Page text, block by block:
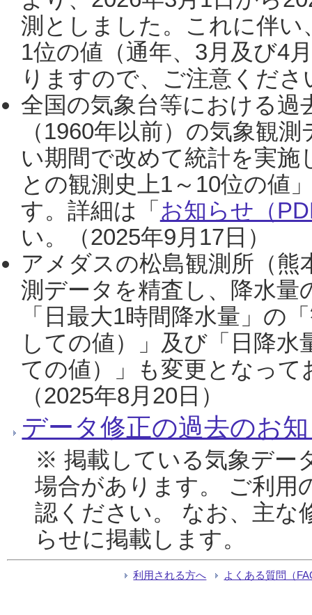
測としました。これに伴い
1位の値（通年、3月及び4
りますので、ご注意くだ
全国の気象台等における過
（1960年以前）の気象観
い期間で改めて統計を実
との観測史上1～10位の値
す。詳細は「 お知らせ（
い。（2025年9月17日）
アメダスの松島観測所（熊
測データを精査し、降水
「日最大1時間降水量」の
しての値）」及び「日降
ての値）」も変更となっ
（2025年8月20日）
データ修正の過去のお
※ 掲載している気象デー
場合があります。 ご利用
認ください。 なお、主な
らせに掲載します。
利用される方へ よくある質問（